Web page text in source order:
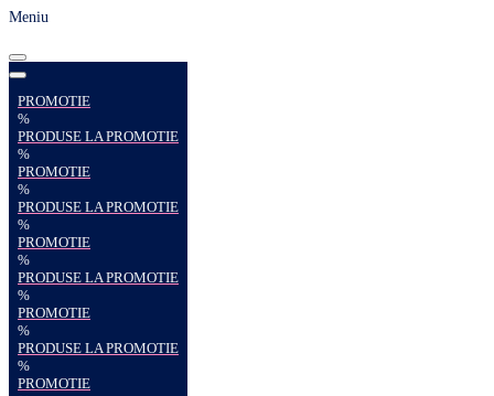
Meniu
PROMOTIE
%
PRODUSE LA PROMOTIE
%
PROMOTIE
%
PRODUSE LA PROMOTIE
%
PROMOTIE
%
PRODUSE LA PROMOTIE
%
PROMOTIE
%
PRODUSE LA PROMOTIE
%
PROMOTIE